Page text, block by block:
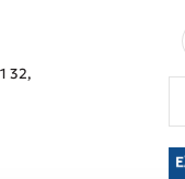
32,